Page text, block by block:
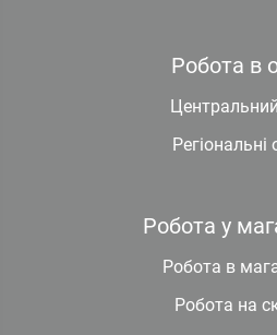
Робота в
Регіональні
Робота у
Робота в
Робота на